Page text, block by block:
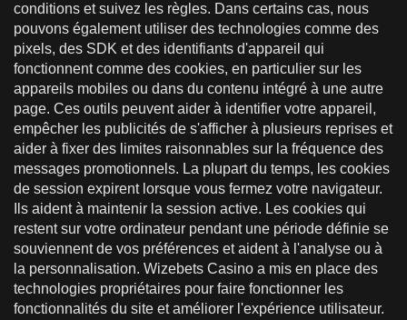
conditions et suivez les règles. Dans certains cas, nous
pouvons également utiliser des technologies comme des
pixels, des SDK et des identifiants d'appareil qui
fonctionnent comme des cookies, en particulier sur les
appareils mobiles ou dans du contenu intégré à une autre
page. Ces outils peuvent aider à identifier votre appareil,
empêcher les publicités de s'afficher à plusieurs reprises et
aider à fixer des limites raisonnables sur la fréquence des
messages promotionnels. La plupart du temps, les cookies
de session expirent lorsque vous fermez votre navigateur.
Ils aident à maintenir la session active. Les cookies qui
restent sur votre ordinateur pendant une période définie se
souviennent de vos préférences et aident à l'analyse ou à
la personnalisation. Wizebets Casino a mis en place des
technologies propriétaires pour faire fonctionner les
fonctionnalités du site et améliorer l'expérience utilisateur.